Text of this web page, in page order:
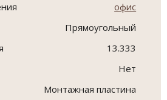
офис
Прямоугольный
13.333
Нет
Монтажная пластина